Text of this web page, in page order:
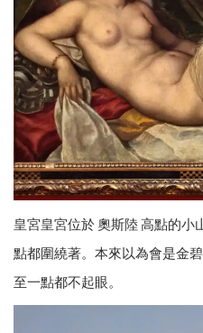
皇宮皇宮位於 奧斯陸 高點的小
點都圍繞著。本來以為會是金
至一點都不起眼。